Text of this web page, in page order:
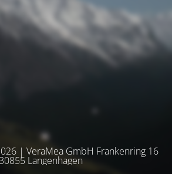
| VeraMea GmbH Frankenring 16
Langenhagen